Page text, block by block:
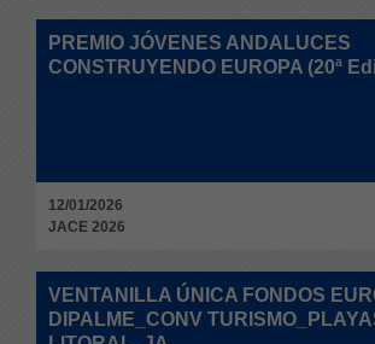
PREMIO JÓVENES ANDALUCES
CONSTRUYENDO EUROPA (20ª
12/01/2026
JACE 2026
VENTANILLA ÚNICA FONDOS
DIPALME_CONV